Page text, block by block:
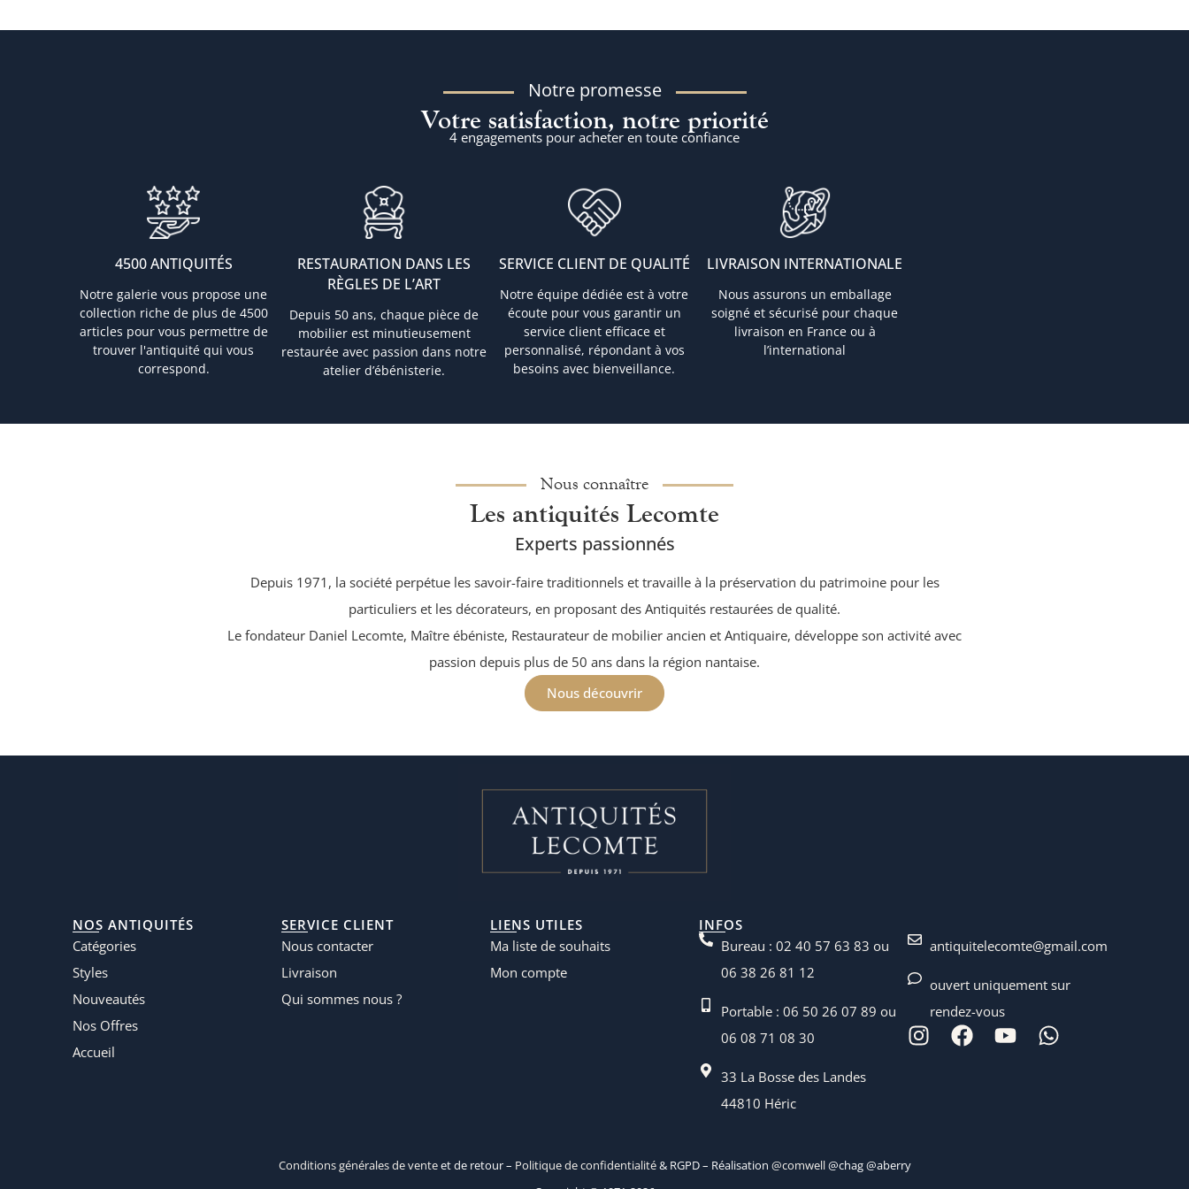
Notre promesse
Votre satisfaction, notre priorité
4 engagements pour acheter en toute confiance
4500 ANTIQUITÉS
Notre galerie vous propose une
collection riche de plus de 4500
articles pour vous permettre de
trouver l'antiquité qui vous
correspond.
RESTAURATION DANS LES
RÈGLES DE L’ART
Depuis 50 ans, chaque pièce de
mobilier est minutieusement
restaurée avec passion dans notre
atelier d’ébénisterie.
SERVICE CLIENT DE QUALITÉ
Notre équipe dédiée est à votre
écoute pour vous garantir un
service client efficace et
personnalisé, répondant à vos
besoins avec bienveillance.
LIVRAISON INTERNATIONALE
Nous assurons un emballage
soigné et sécurisé pour chaque
livraison en France ou à
l’international
Nous connaître
Les antiquités Lecomte
Experts passionnés
Depuis 1971, la société perpétue les savoir-faire traditionnels et travaille à la préservation du patrimoine pour les
particuliers et les décorateurs, en proposant des Antiquités restaurées de qualité.
Le fondateur Daniel Lecomte, Maître ébéniste, Restaurateur de mobilier ancien et Antiquaire, développe son activité avec
passion depuis plus de 50 ans dans la région nantaise.
Nous découvrir
NOS ANTIQUITÉS
Catégories
Styles
Nouveautés
Nos Offres
Accueil
SERVICE CLIENT
Nous contacter
Livraison
Qui sommes nous ?
LIENS UTILES
Ma liste de souhaits
Mon compte
INFOS
Bureau : 02 40 57 63 83 ou
06 38 26 81 12
Portable : 06 50 26 07 89 ou
06 08 71 08 30
33 La Bosse des Landes
44810 Héric
antiquitelecomte@gmail.com
ouvert uniquement sur
rendez-vous
Conditions générales de venteet de retour – Politique de confidentialité& RGPD – Réalisation @comwell@chag @aberry